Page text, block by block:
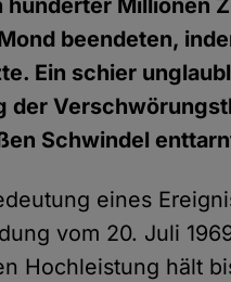
Millionen
beendeten,
Ein schier
der
Schwindel
eines
vom 20. Juli
Hochleistung hält